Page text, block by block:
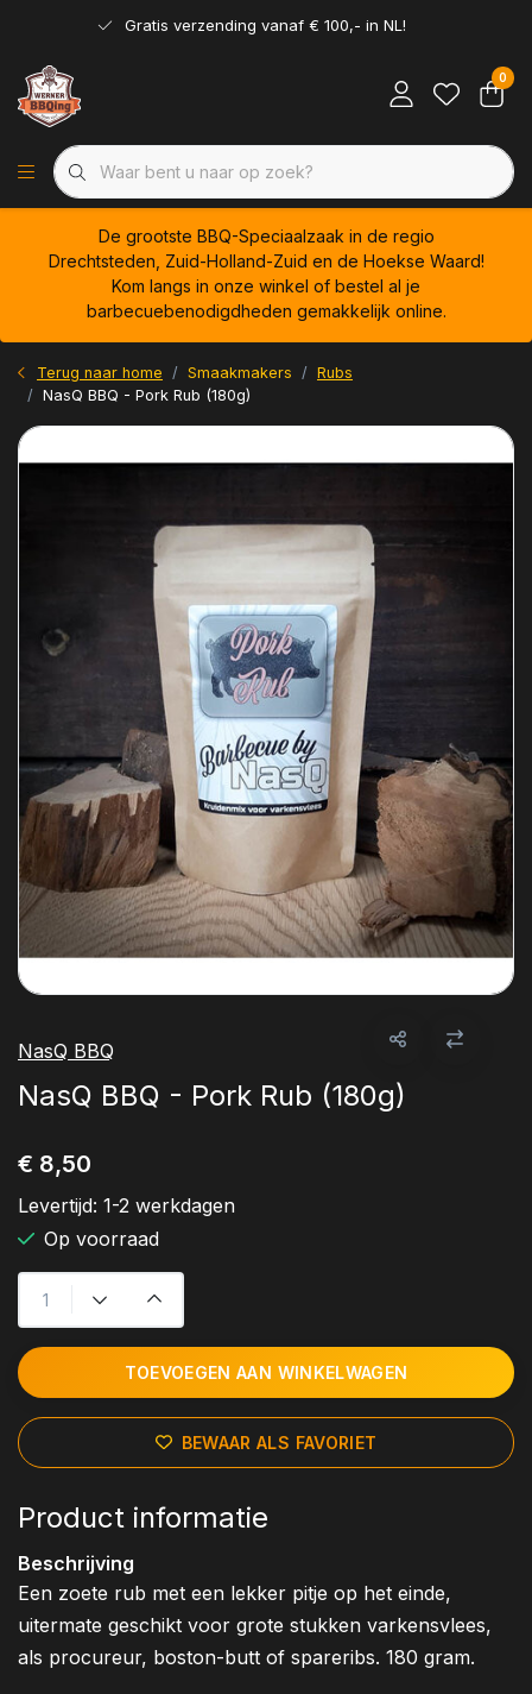
Gratis verzending vanaf € 100,- in NL!
0
De grootste BBQ-Speciaalzaak in de regio
Drechtsteden, Zuid-Holland-Zuid en de Hoekse Waard!
Kom langs in onze winkel of bestel al je
barbecuebenodigdheden gemakkelijk online.
Terug naar home Smaakmakers
Rubs
NasQ BBQ - Pork Rub (180g)
NasQ BBQ
NasQ BBQ - Pork Rub (180g)
€ 8,50
Levertijd: 1-2 werkdagen
Op voorraad
TOEVOEGEN AAN WINKELWAGEN
BEWAAR ALS FAVORIET
Product informatie
Beschrijving
Een zoete rub met een lekker pitje op het einde,
uitermate geschikt voor grote stukken varkensvlees,
als procureur, boston-butt of spareribs. 180 gram.